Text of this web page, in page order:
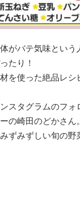
がバテ気味という
たり！
を使った絶品レシ
スタグラムのフォ
の崎田のどかさん。
ずみずしい旬の野